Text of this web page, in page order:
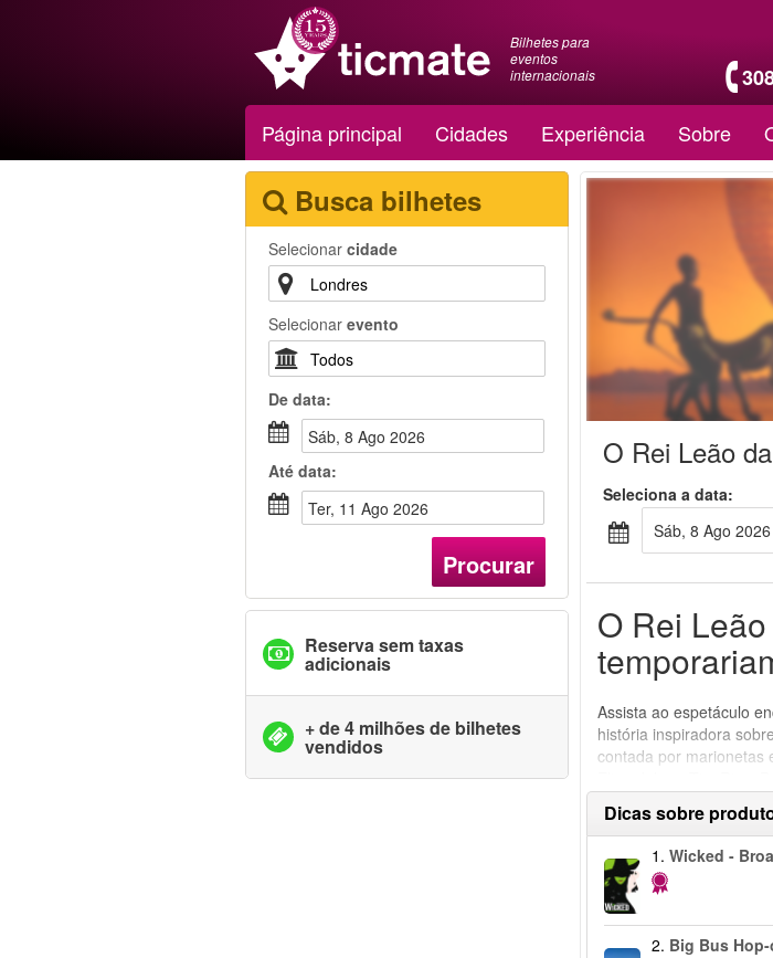
Bilhetes para
eventos
internacionais
Página principal Cidades Experiência Sobre
Busca bilhetes
Selecionar cidade
Selecionar evento
De data:
Sáb, 8 Ago 2026
Até data:
Ter, 11 Ago 2026
Procurar
Reserva sem taxas
adicionais
+ de 4 milhões de bilhetes
vendidos
O Rei Leão
Seleciona a data:
Sáb, 8 Ago 2026
O Rei
Assista ao espetáculo
história inspiradora
contada por marionetas
família!
Dicas sobre
1.Wicked -
2. Big Bus